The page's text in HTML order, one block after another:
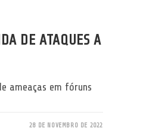
DE ATAQUES A
ameaças em fóruns
28 DE NOVEMBRO DE 2022